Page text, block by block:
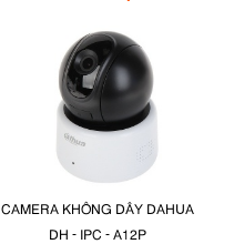
CAMERA KHÔNG DÂY DAHUA
DH - IPC - A12P